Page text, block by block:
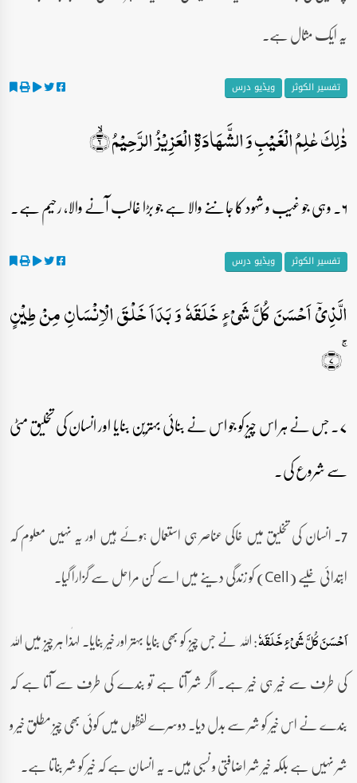
یہ ایک مثال ہے۔
تفسیر الکوثر ویڈیو درس
ذٰلِکَ عٰلِمُ الۡغَیۡبِ وَ الشَّہَادَۃِ الۡعَزِیۡزُ الرَّحِیۡمُ ۙ﴿۶﴾
۶۔ وہی جو غیب و شہود کا جاننے والا ہے جو بڑا غالب آنے والا، رحیم ہے۔
تفسیر الکوثر ویڈیو درس
الَّذِیۡۤ اَحۡسَنَ کُلَّ شَیۡءٍ خَلَقَہٗ وَ بَدَاَ خَلۡقَ الۡاِنۡسَانِ مِنۡ طِیۡنٍ
ۚ﴿۷﴾
۷۔ جس نے ہر اس چیز کو جو اس نے بنائی بہترین بنایا اور انسان کی تخلیق مٹی
سے شروع کی۔
7۔ انسان کی تخلیق میں خاکی عناصر ہی استعمال ہوئے ہیں اور یہ نہیں معلوم کہ
ابتدائی خلیے (Cell) کو زندگی دینے میں اسے کن مراحل سے گزارا گیا۔
اَحۡسَنَ کُلَّ شَیۡءٍ خَلَقَہٗ: اللہ نے جس چیز کو بھی بنایا بہتر اور خیر بنایا۔ لہٰذا ہر چیز میں اللہ
کی طرف سے خیر ہی خیر ہے۔ اگر شر آتا ہے تو بندے کی طرف سے آتا ہے کہ
بندے نے اس خیر کو شر سے بدل دیا۔ دوسرے لفظوں میں کوئی بھی چیز مطلق خیر و
شر نہیں ہے بلکہ خیر شر اضافتی و نسبی ہیں۔ یہ انسان ہے کہ خیر کو شر بناتا ہے۔